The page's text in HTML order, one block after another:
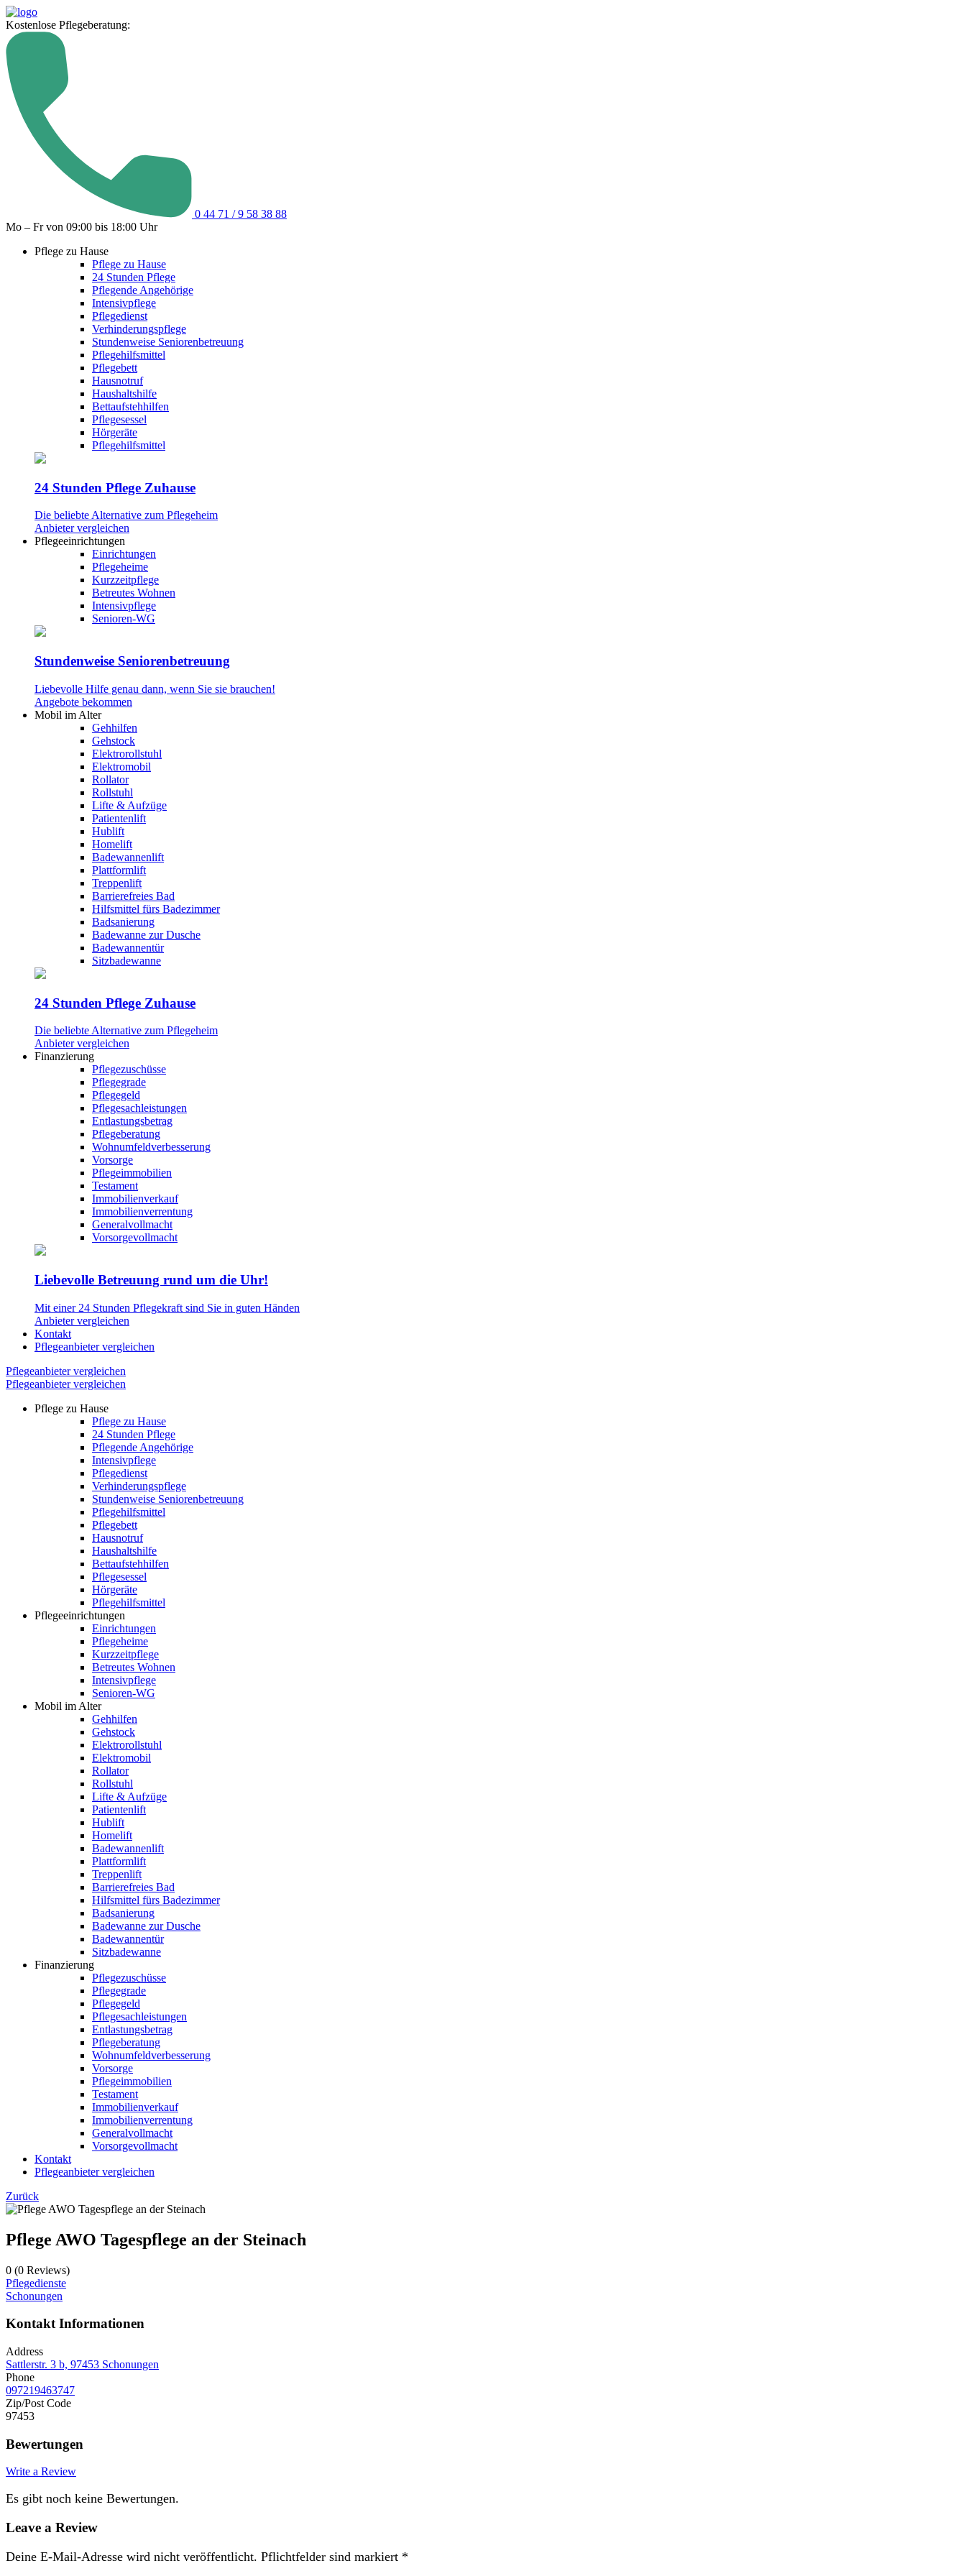
Kostenlose Pflegeberatung:
0 44 71 / 9 58 38 88
Mo – Fr von 09:00 bis 18:00 Uhr
Pflege zu Hause
Pflege zu Hause
24 Stunden Pflege
Pflegende Angehörige
Intensivpflege
Pflegedienst
Verhinderungspflege
Stundenweise Seniorenbetreuung
Pflegehilfsmittel
Pflegebett
Hausnotruf
Haushaltshilfe
Bettaufstehhilfen
Pflegesessel
Hörgeräte
Pflegehilfsmittel
24 Stunden Pflege Zuhause
Die beliebte Alternative zum Pflegeheim
Anbieter vergleichen
Pflegeeinrichtungen
Einrichtungen
Pflegeheime
Kurzzeitpflege
Betreutes Wohnen
Intensivpflege
Senioren-WG
Stundenweise Seniorenbetreuung
Liebevolle Hilfe genau dann, wenn Sie sie brauchen!
Angebote bekommen
Mobil im Alter
Gehhilfen
Gehstock
Elektrorollstuhl
Elektromobil
Rollator
Rollstuhl
Lifte & Aufzüge
Patientenlift
Hublift
Homelift
Badewannenlift
Plattformlift
Treppenlift
Barrierefreies Bad
Hilfsmittel fürs Badezimmer
Badsanierung
Badewanne zur Dusche
Badewannentür
Sitzbadewanne
24 Stunden Pflege Zuhause
Die beliebte Alternative zum Pflegeheim
Anbieter vergleichen
Finanzierung
Pflegezuschüsse
Pflegegrade
Pflegegeld
Pflegesachleistungen
Entlastungsbetrag
Pflegeberatung
Wohnumfeldverbesserung
Vorsorge
Pflegeimmobilien
Testament
Immobilienverkauf
Immobilienverrentung
Generalvollmacht
Vorsorgevollmacht
Liebevolle Betreuung rund um die Uhr!
Mit einer 24 Stunden Pflegekraft sind Sie in guten Händen
Anbieter vergleichen
Kontakt
Pflegeanbieter vergleichen
Pflegeanbieter vergleichen
Pflegeanbieter vergleichen
Pflege zu Hause
Pflege zu Hause
24 Stunden Pflege
Pflegende Angehörige
Intensivpflege
Pflegedienst
Verhinderungspflege
Stundenweise Seniorenbetreuung
Pflegehilfsmittel
Pflegebett
Hausnotruf
Haushaltshilfe
Bettaufstehhilfen
Pflegesessel
Hörgeräte
Pflegehilfsmittel
Pflegeeinrichtungen
Einrichtungen
Pflegeheime
Kurzzeitpflege
Betreutes Wohnen
Intensivpflege
Senioren-WG
Mobil im Alter
Gehhilfen
Gehstock
Elektrorollstuhl
Elektromobil
Rollator
Rollstuhl
Lifte & Aufzüge
Patientenlift
Hublift
Homelift
Badewannenlift
Plattformlift
Treppenlift
Barrierefreies Bad
Hilfsmittel fürs Badezimmer
Badsanierung
Badewanne zur Dusche
Badewannentür
Sitzbadewanne
Finanzierung
Pflegezuschüsse
Pflegegrade
Pflegegeld
Pflegesachleistungen
Entlastungsbetrag
Pflegeberatung
Wohnumfeldverbesserung
Vorsorge
Pflegeimmobilien
Testament
Immobilienverkauf
Immobilienverrentung
Generalvollmacht
Vorsorgevollmacht
Kontakt
Pflegeanbieter vergleichen
Zurück
Pflege AWO Tagespflege an der Steinach
0 (0 Reviews)
Pflegedienste
Schonungen
Kontakt Informationen
Address
Sattlerstr. 3 b, 97453 Schonungen
Phone
097219463747
Zip/Post Code
97453
Bewertungen
Write a Review
Es gibt noch keine Bewertungen.
Leave a Review
Deine E-Mail-Adresse wird nicht veröffentlicht. Pflichtfelder sind markiert *